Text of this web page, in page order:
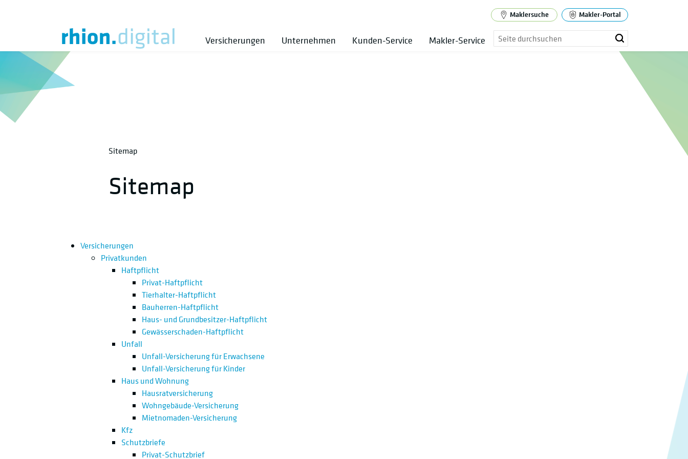
Maklersuche Makler-Portal
Versicherungen Unternehmen Kunden-Service Makler-Service
Sitemap
Sitemap
Versicherungen
Privatkunden
Haftpflicht
Privat-Haftpflicht
Tierhalter-Haftpflicht
Bauherren-Haftpflicht
Haus- und Grundbesitzer-Haftpflicht
Gewässerschaden-Haftpflicht
Unfall
Unfall-Versicherung für Erwachsene
Unfall-Versicherung für Kinder
Haus und Wohnung
Hausratversicherung
Wohngebäude-Versicherung
Mietnomaden-Versicherung
Kfz
Schutzbriefe
Privat-Schutzbrief